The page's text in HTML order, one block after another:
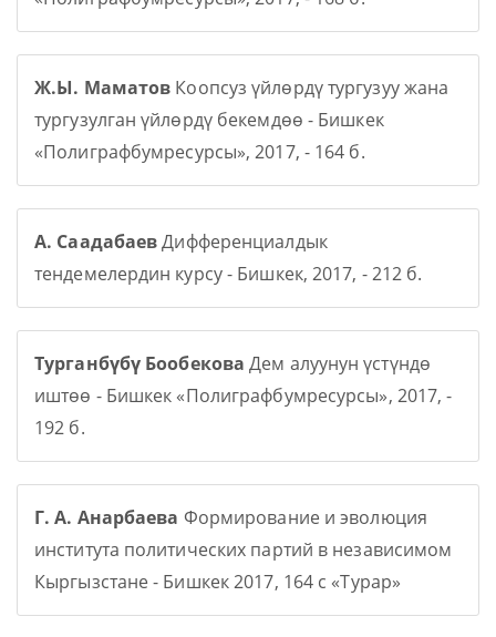
Ж.Ы. Маматов Коопсуз үйлөрдү тургузуу жана
тургузулган үйлөрдү бекемдөө - Бишкек
«Полиграфбумресурсы», 2017, - 164 б.
А. СаадабаевДифференциалдык
тендемелердин курсу - Бишкек, 2017, - 212 б.
Турганбүбү Бообекова Дем алуунун үстүндө
иштөө - Бишкек «Полиграфбумресурсы», 2017, -
192 б.
Г. А. Анарбаева Формирование и эволюция
института политических партий в независимом
Кыргызстане - Бишкек 2017, 164 с «Турар»